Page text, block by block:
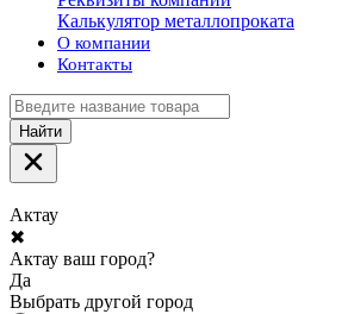
Калькулятор металлопроката
О компании
Контакты
Найти
Актау
✖
Актау ваш город?
Да
Выбрать другой город